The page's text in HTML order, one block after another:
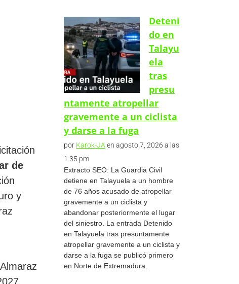
de
y
Deteni
do en
Talayu
ela
tras
presu
ntamente atropellar
gravemente a un ciclista
y darse a la fuga
por Karok-JA en agosto 7, 2026 a las
1:35 pm
Extracto SEO: La Guardia Civil
detiene en Talayuela a un hombre
de 76 años acusado de atropellar
gravemente a un ciclista y
abandonar posteriormente el lugar
del siniestro. La entrada Detenido
en Talayuela tras presuntamente
atropellar gravemente a un ciclista y
darse a la fuga se publicó primero
en Norte de Extremadura.